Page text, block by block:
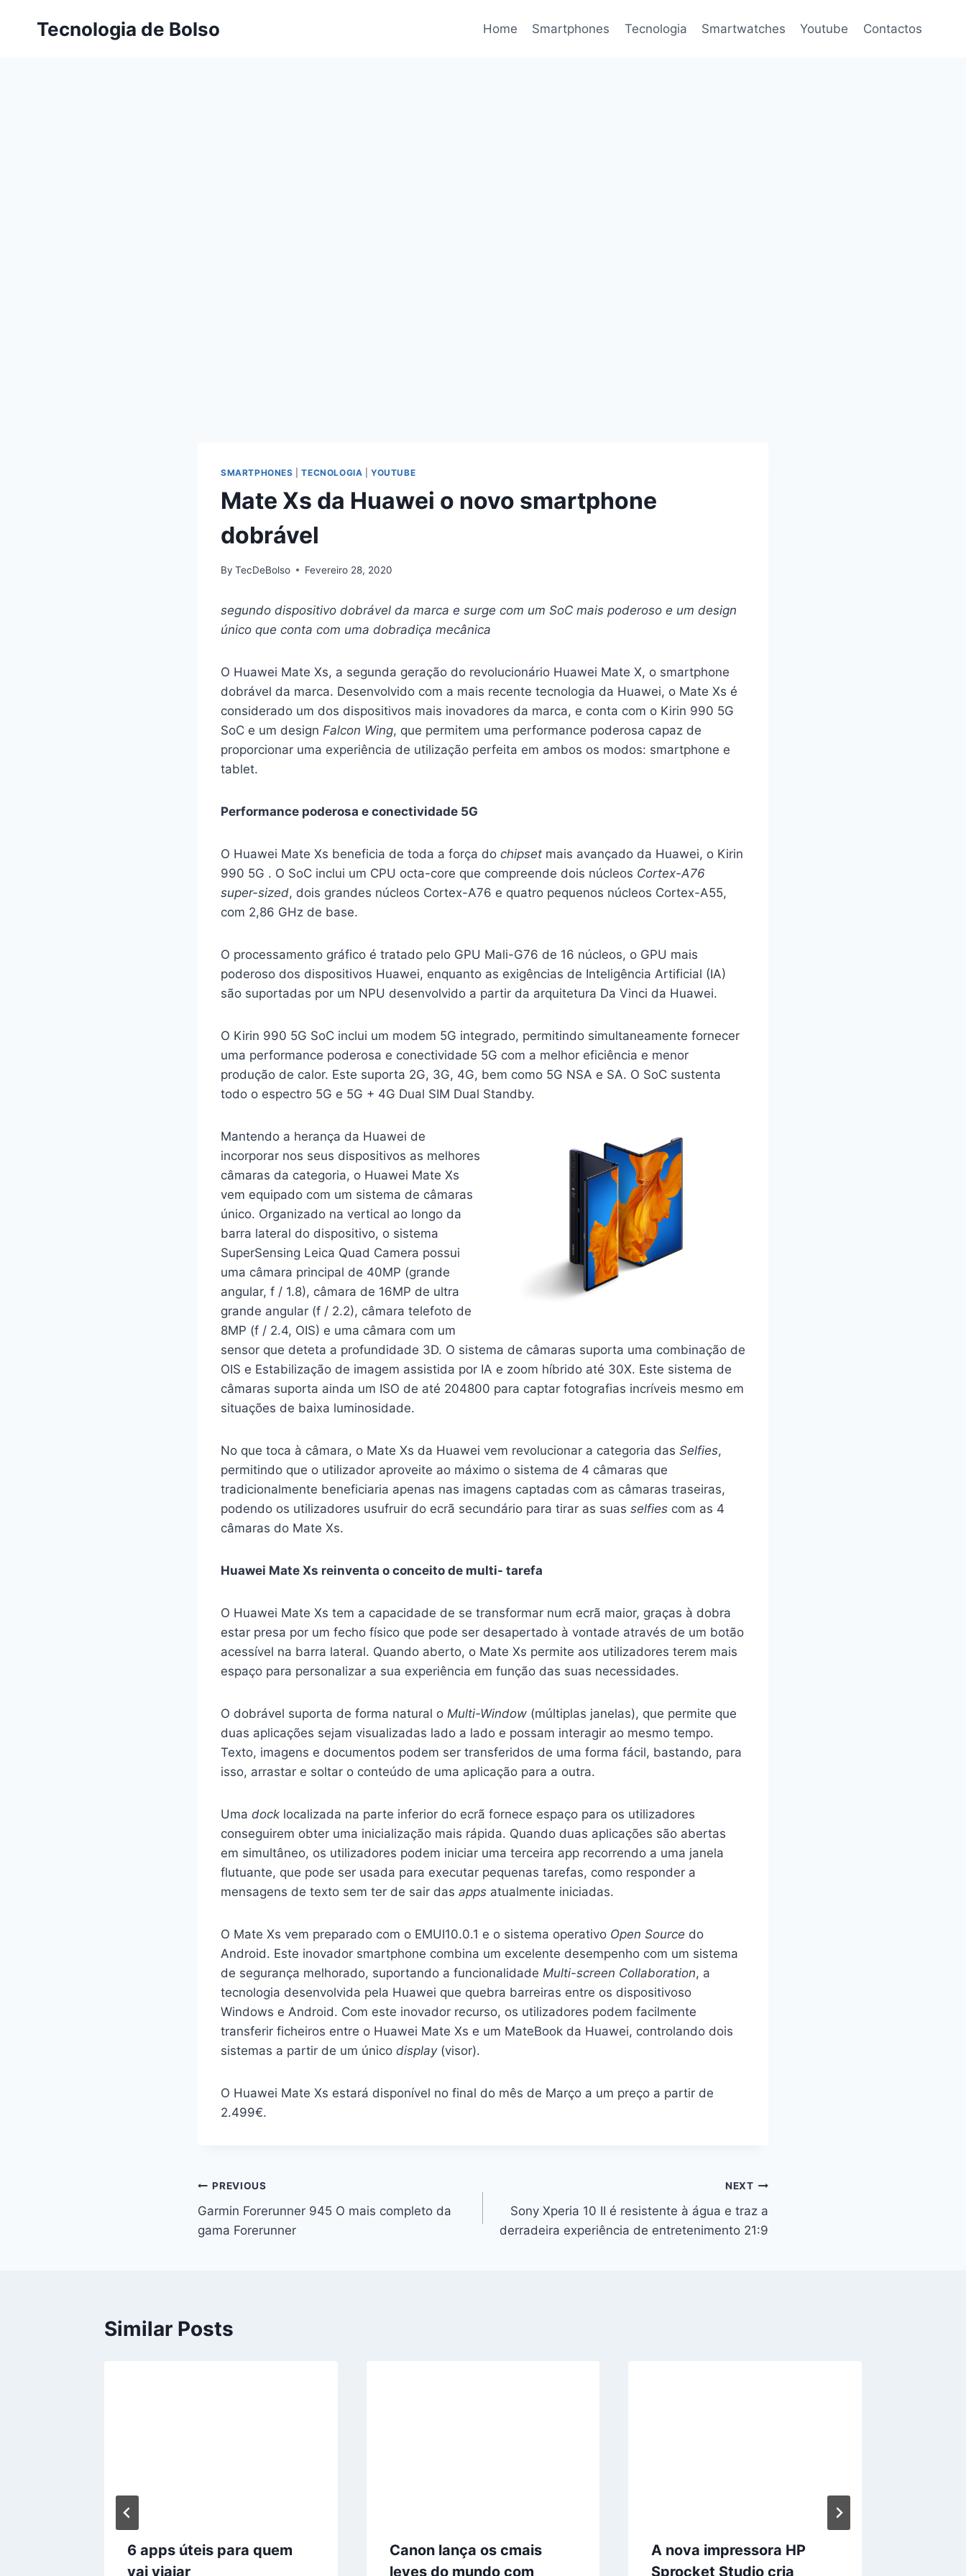
Tecnologia de Bolso Home Smartphones Tecnologia Smartwatches Youtube Contactos
SMARTPHONES |TECNOLOGIA |YOUTUBE
Mate Xs da Huawei o novo smartphone
dobrável
By TecDeBolso Fevereiro 28, 2020
segundo dispositivo dobrável da marca e surge com um SoC mais poderoso e um design
único que conta com uma dobradiça mecânica
O Huawei Mate Xs, a segunda geração do revolucionário Huawei Mate X, o smartphone
dobrável da marca. Desenvolvido com a mais recente tecnologia da Huawei, o Mate Xs é
considerado um dos dispositivos mais inovadores da marca, e conta com o Kirin 990 5G
SoC e um design Falcon Wing, que permitem uma performance poderosa capaz de
proporcionar uma experiência de utilização perfeita em ambos os modos: smartphone e
tablet.
Performance poderosa e conectividade 5G
O Huawei Mate Xs beneficia de toda a força do chipset mais avançado da Huawei, o Kirin
990 5G . O SoC inclui um CPU octa-core que compreende dois núcleos Cortex-A76
super-sized, dois grandes núcleos Cortex-A76 e quatro pequenos núcleos Cortex-A55,
com 2,86 GHz de base.
O processamento gráfico é tratado pelo GPU Mali-G76 de 16 núcleos, o GPU mais
poderoso dos dispositivos Huawei, enquanto as exigências de Inteligência Artificial (IA)
são suportadas por um NPU desenvolvido a partir da arquitetura Da Vinci da Huawei.
O Kirin 990 5G SoC inclui um modem 5G integrado, permitindo simultaneamente fornecer
uma performance poderosa e conectividade 5G com a melhor eficiência e menor
produção de calor. Este suporta 2G, 3G, 4G, bem como 5G NSA e SA. O SoC sustenta
todo o espectro 5G e 5G + 4G Dual SIM Dual Standby.
Mantendo a herança da Huawei de
incorporar nos seus dispositivos as melhores
câmaras da categoria, o Huawei Mate Xs
vem equipado com um sistema de câmaras
único. Organizado na vertical ao longo da
barra lateral do dispositivo, o sistema
SuperSensing Leica Quad Camera possui
uma câmara principal de 40MP (grande
angular, f / 1.8), câmara de 16MP de ultra
grande angular (f / 2.2), câmara telefoto de
8MP (f / 2.4, OIS) e uma câmara com um
sensor que deteta a profundidade 3D. O sistema de câmaras suporta uma combinação de
OIS e Estabilização de imagem assistida por IA e zoom híbrido até 30X. Este sistema de
câmaras suporta ainda um ISO de até 204800 para captar fotografias incríveis mesmo em
situações de baixa luminosidade.
No que toca à câmara, o Mate Xs da Huawei vem revolucionar a categoria das Selfies,
permitindo que o utilizador aproveite ao máximo o sistema de 4 câmaras que
tradicionalmente beneficiaria apenas nas imagens captadas com as câmaras traseiras,
podendo os utilizadores usufruir do ecrã secundário para tirar as suas selfies com as 4
câmaras do Mate Xs.
Huawei Mate Xs reinventa o conceito de multi- tarefa
O Huawei Mate Xs tem a capacidade de se transformar num ecrã maior, graças à dobra
estar presa por um fecho físico que pode ser desapertado à vontade através de um botão
acessível na barra lateral. Quando aberto, o Mate Xs permite aos utilizadores terem mais
espaço para personalizar a sua experiência em função das suas necessidades.
O dobrável suporta de forma natural o Multi-Window (múltiplas janelas), que permite que
duas aplicações sejam visualizadas lado a lado e possam interagir ao mesmo tempo.
Texto, imagens e documentos podem ser transferidos de uma forma fácil, bastando, para
isso, arrastar e soltar o conteúdo de uma aplicação para a outra.
Uma dock localizada na parte inferior do ecrã fornece espaço para os utilizadores
conseguirem obter uma inicialização mais rápida. Quando duas aplicações são abertas
em simultâneo, os utilizadores podem iniciar uma terceira app recorrendo a uma janela
flutuante, que pode ser usada para executar pequenas tarefas, como responder a
mensagens de texto sem ter de sair das apps atualmente iniciadas.
O Mate Xs vem preparado com o EMUI10.0.1 e o sistema operativo Open Source do
Android. Este inovador smartphone combina um excelente desempenho com um sistema
de segurança melhorado, suportando a funcionalidade Multi-screen Collaboration, a
tecnologia desenvolvida pela Huawei que quebra barreiras entre os dispositivoso
Windows e Android. Com este inovador recurso, os utilizadores podem facilmente
transferir ficheiros entre o Huawei Mate Xs e um MateBook da Huawei, controlando dois
sistemas a partir de um único display(visor).
O Huawei Mate Xs estará disponível no final do mês de Março a um preço a partir de
2.499€.
Navegação
de
PREVIOUS
Garmin Forerunner 945 O mais completo da
gama Forerunner
NEXT
Sony Xperia 10 II é resistente à água e traz a
derradeira experiência de entretenimento 21:9
Similar Posts
6 apps úteis para quem
vai viajar
Canon lança os cmais
leves do mundo com
A nova impressora HP
Sprocket Studio cria